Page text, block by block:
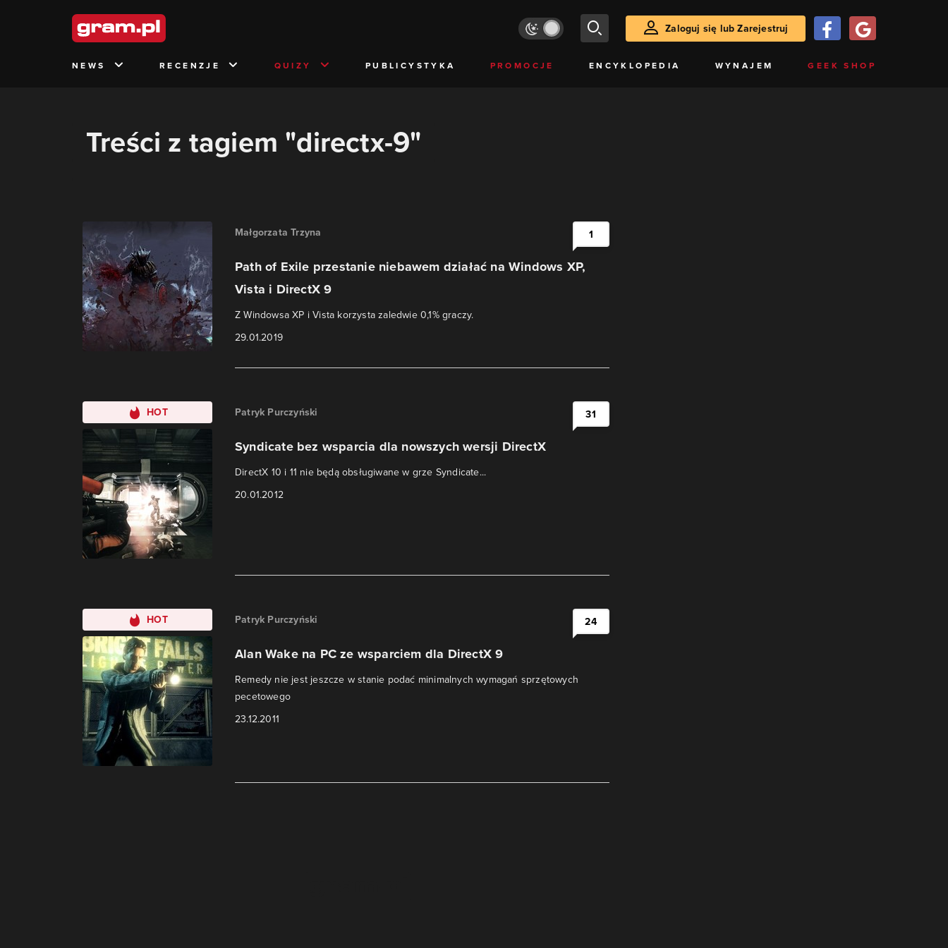
Zaloguj się lub Zarejestruj
NEWS RECENZJE QUIZY PUBLICYSTYKA PROMOCJE ENCYKLOPEDIA WYNAJEM GEEK SHOP
Treści z tagiem "directx-9"
Małgorzata Trzyna
Path of Exile przestanie niebawem działać na Windows XP,
Vista i DirectX 9
Z Windowsa XP i Vista korzysta zaledwie 0,1% graczy.
29.01.2019
1
HOT Patryk Purczyński
Syndicate bez wsparcia dla nowszych wersji DirectX
DirectX 10 i 11 nie będą obsługiwane w grze Syndicate...
20.01.2012
31
HOT Patryk Purczyński
Alan Wake na PC ze wsparciem dla DirectX 9
Remedy nie jest jeszcze w stanie podać minimalnych wymagań sprzętowych
pecetowego
23.12.2011
24